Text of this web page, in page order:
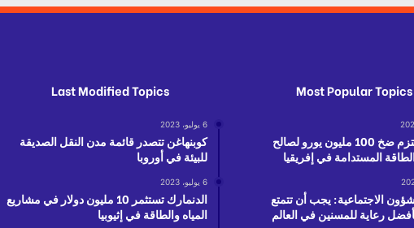
م
Most Popular Topics
ألمانيا تعتزم ضخ 100 مليون يورو لصالح
المستدامة في إفريقيا
الاجتماعية: يجب أن تتمتع
رعاية للمسنين في العالم
Last Modified Topics
6 يوليو، 2023
كوبنهاغن تتصدر قائمة مدن النقل الصديقة
للبيئة في أوروبا
6 يوليو، 2023
الدنمارك تستثمر 10 مليون دولار في مشاريع
المياه والطاقة في إثيوبيا